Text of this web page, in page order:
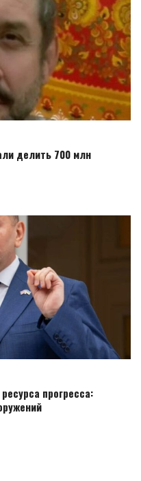
делить 700 млн
прогресса: